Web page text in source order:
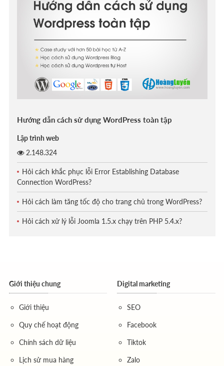
Hướng dẫn cách sử dụng WordPress toàn tập
Lập trình web
2.148.324
Hỏi cách khắc phục lỗi Error Establishing Database
Connection WordPress?
Hỏi cách làm tăng tốc độ cho trang chủ trong WordPress?
Hỏi cách xử lý lỗi Joomla 1.5.x chạy trên PHP 5.4.x?
Giới thiệu chung
Giới thiệu
Quy chế hoạt động
Chính sách dữ liệu
Lịch sử mua hàng
Digital marketing
SEO
Facebook
Tiktok
Zalo